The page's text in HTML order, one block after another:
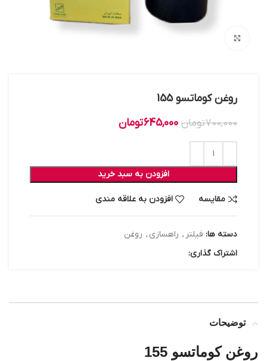
روغن کوماتسو 155
700,000تومان 645,000تومان
افزودن به سبد خرید
مقایسه افزودن به علاقه مندی
دسته ها: فیلتر , راهسازی , روغن
اشتراک گذاری:
توضیحات
روغن کوماتسو 155